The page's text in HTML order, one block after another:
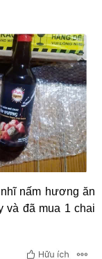
nấm hương ăn
và đã mua 1 chai